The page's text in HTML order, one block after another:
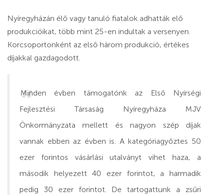
Nyíregyházán élő vagy tanuló fiatalok adhatták elő
produkcióikat, több mint 25-en indultak a versenyen.
Korcsoportonként az első három produkció, értékes
díjakkal gazdagodott.
Minden évben támogatónk az Első Nyírségi
Fejlesztési Társaság Nyíregyháza MJV
Önkormányzata mellett és nagyon szép díjak
vannak ebben az évben is. A kategóriagyőztes 50
ezer forintos vásárlási utalványt vihet haza, a
második helyezett 40 ezer forintot, a harmadik
pedig 30 ezer forintot. De tartogattunk a zsűri